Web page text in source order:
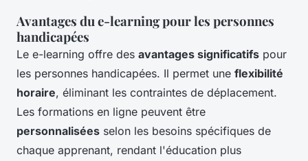
Avantages du e-learning pour les personnes
handicapées
Le e-learning offre des avantages significatifs pour
les personnes handicapées. Il permet une flexibilité
horaire, éliminant les contraintes de déplacement.
Les formations en ligne peuvent être
personnalisées selon les besoins spécifiques de
chaque apprenant, rendant l'éducation plus